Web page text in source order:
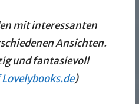
mit interessanten
Ansichten.
und fantasievoll
)